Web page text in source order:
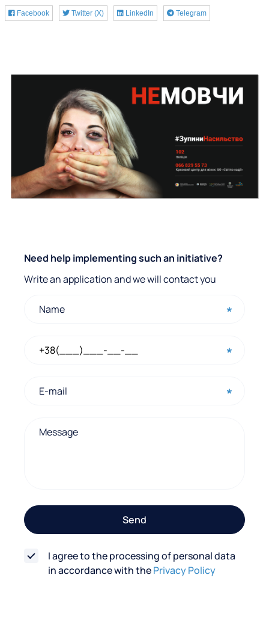
Facebook Twitter (X) LinkedIn Telegram
Q
u
o
m
Need help implementing such an initiative?
Write an application and we will contact you
Send
I agree to the processing of personal data
in accordance with thePrivacy Policy